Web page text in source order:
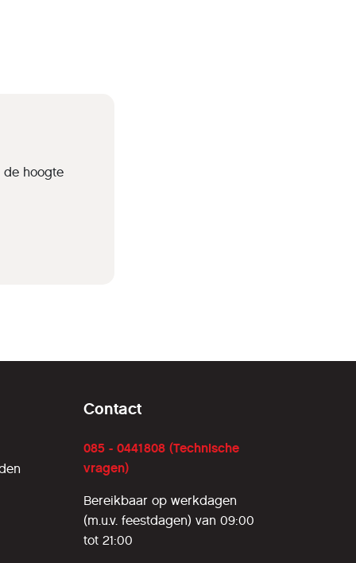
de hoogte
Contact
085 - 0441808 (Technische
vragen)
Bereikbaar op werkdagen
(m.u.v. feestdagen) van 09:00
tot 21:00